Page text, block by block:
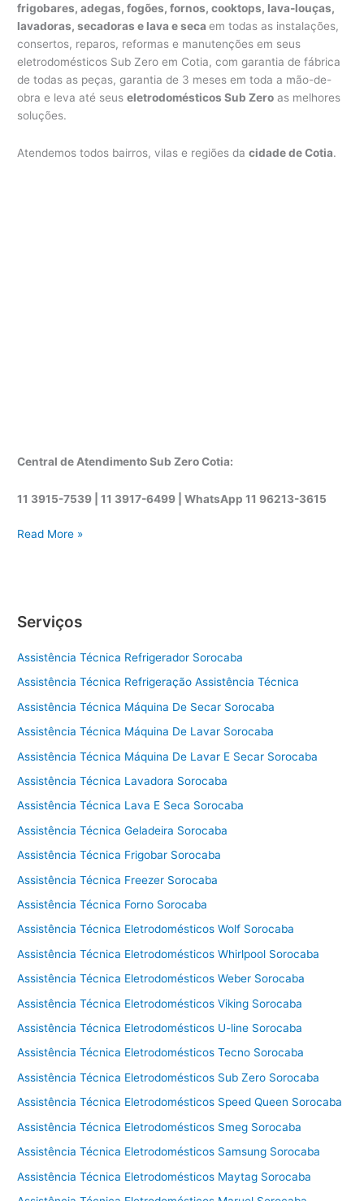
frigobares, adegas, fogões, fornos, cooktops, lava-louças,
lavadoras, secadoras e lava e secaem todas as instalações,
consertos, reparos, reformas e manutenções em seus
eletrodomésticos Sub Zero em Cotia, com garantia de fábrica
de todas as peças, garantia de 3 meses em toda a mão-de-
obra e leva até seuseletrodomésticos Sub Zero as melhores
soluções.
Atendemos todos bairros, vilas e regiões dacidade de Cotia.
Central de Atendimento Sub Zero Cotia:
11 3915-7539 | 11 3917-6499 |WhatsApp11 96213-3615
A
t
n
c
a
t
n
i
a
S
Z
e
o
C
o
i
a
Read More »
Serviços
Assistência Técnica Refrigerador Sorocaba
Assistência Técnica Refrigeração Assistência Técnica
Assistência Técnica Máquina De Secar Sorocaba
Assistência Técnica Máquina De Lavar Sorocaba
Assistência Técnica Máquina De Lavar E Secar Sorocaba
Assistência Técnica Lavadora Sorocaba
Assistência Técnica Lava E Seca Sorocaba
Assistência Técnica Geladeira Sorocaba
Assistência Técnica Frigobar Sorocaba
Assistência Técnica Freezer Sorocaba
Assistência Técnica Forno Sorocaba
Assistência Técnica Eletrodomésticos Wolf Sorocaba
Assistência Técnica Eletrodomésticos Whirlpool Sorocaba
Assistência Técnica Eletrodomésticos Weber Sorocaba
Assistência Técnica Eletrodomésticos Viking Sorocaba
Assistência Técnica Eletrodomésticos U-line Sorocaba
Assistência Técnica Eletrodomésticos Tecno Sorocaba
Assistência Técnica Eletrodomésticos Sub Zero Sorocaba
Assistência Técnica Eletrodomésticos Speed Queen Sorocaba
Assistência Técnica Eletrodomésticos Smeg Sorocaba
Assistência Técnica Eletrodomésticos Samsung Sorocaba
Assistência Técnica Eletrodomésticos Maytag Sorocaba